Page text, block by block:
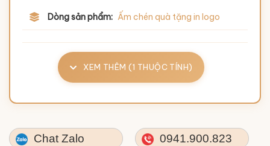
Dòng sản phẩm: Ấm chén quà tặng in logo
XEM THÊM (1 THUỘC TÍNH)
Chat Zalo 0941.900.823